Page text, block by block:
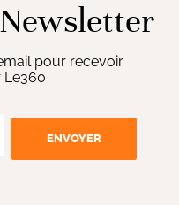
pour recevoir
Le360
ENVOYER